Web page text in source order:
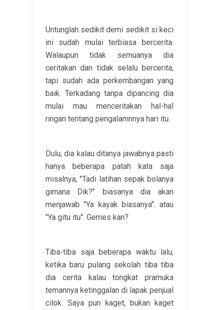
Untunglah sedikit demi sedikit si keci
ini sudah mulai terbiasa bercerita.
Walaupun tidak semuanya dia
ceritakan dan tidak selalu bercerita,
tapi sudah ada perkembangan yang
baik. Terkadang tanpa dipancing dia
mulai mau menceritakan hal-hal
ringan tentang pengalamnnya hari itu.
Dulu, dia kalau ditanya jawabnya pasti
hanya beberapa patah kata saja
misalnya, "Tadi latihan sepak bolanya
gimana Dik?" biasanya dia akan
menjawab "Ya kayak biasanya". atau
"Ya gitu itu". Gemes kan?
Tiba-tiba saja beberapa waktu lalu,
ketika baru pulang sekolah tiba tiba
dia cerita kalau tongkat pramuka
temannya ketinggalan di lapak penjual
cilok. Saya pun kaget, bukan kaget